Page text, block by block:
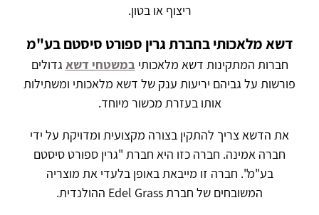
ריצוף או בטון.
דשא מלאכותי בחברת גרין ספורט סיסטם בע"מ
חברות המתקינות דשא מלאכותיבמשטחי דשא גדולים
פורשות על גביהם יריעות ענק של דשא מלאכותי ומשתילות
אותו בעזרת מכשור מיוחד.
את הדשא צריך להתקין בצורה מקצועית ומדויקת על ידי
חברה אמינה. חברה כזו היא חברת "גרין ספורט סיסטם
בע"מ". חברה זו מייבאת באופן בלעדי את מוצריה
המשובחים של חברת Edel Grass ההולנדית.